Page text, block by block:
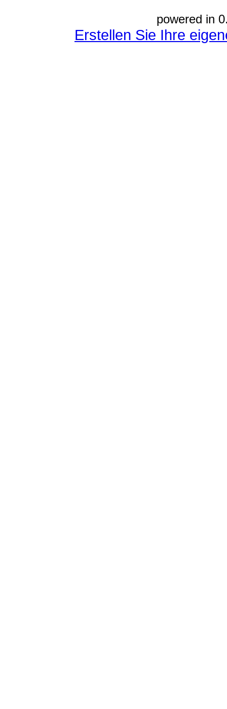
powered in
Erstellen Sie Ihre